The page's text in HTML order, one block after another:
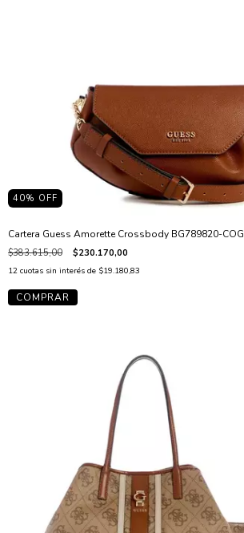
40% OFF
Cartera Guess Amorette Crossbody BG789820-COG
$383.615,00 $230.170,00
12 cuotas sin interés de $19.180,83